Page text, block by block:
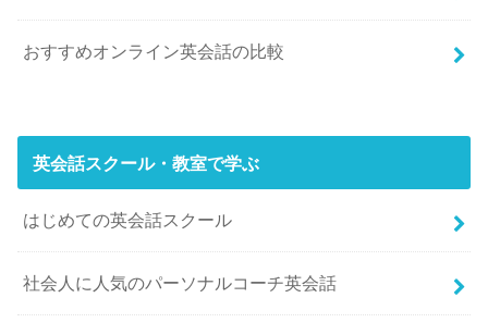
おすすめオンライン英会話の比較
英会話スクール・教室で学ぶ
はじめての英会話スクール
社会人に人気のパーソナルコーチ英会話